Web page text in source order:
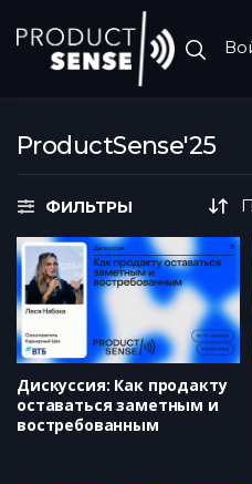
ProductSense'25
ФИЛЬТРЫ
Дискуссия: Как продакту
оставаться заметным и
востребованным